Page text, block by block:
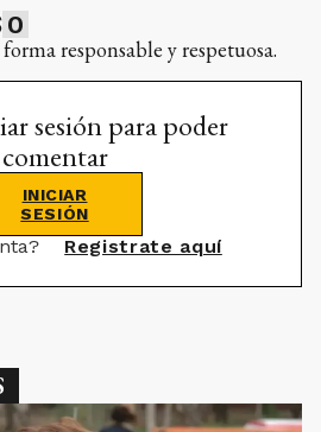
0
responsable y respetuosa.
sesión para poder
comentar
INICIAR
SESIÓN
Registrate aquí